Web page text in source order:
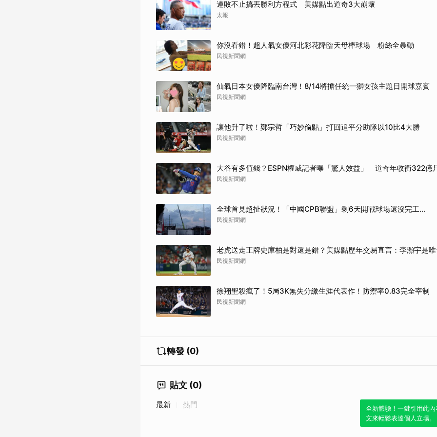
連敗不止搞丟勝利方程式 美媒點出道奇3大崩壞
太報
你沒看錯！超人氣女優河北彩花降臨天母棒球場 粉絲全暴動
民視新聞網
仙氣日本女優降臨南台灣！8/14將擔任統一獅女孩主題日開球嘉賓
民視新聞網
讓他升了啦！鄭宗哲「巧妙偷點」打回追平分助隊以10比4大勝
民視新聞網
大谷有多值錢？ESPN權威記者曝「驚人效益」 道奇年收衝322億
民視新聞網
全球首見超扯狀況！「中國CPB聯盟」剩6天開戰球場還沒完工...
民視新聞網
老虎送走王牌史庫柏是對還是錯？美媒點歷年交易直言：李灝宇是
民視新聞網
徐翔聖殺瘋了！5局3K無失分繳生涯代表作！防禦率0.83完全宰制
民視新聞網
轉發 (0)
貼文 (0)
全新體驗！一鍵引用此
文來輕鬆表達個人立場。
最新 熱門